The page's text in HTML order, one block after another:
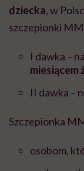
dziecka, w
szczepionki
I dawka –
miesiącem
II dawka –
Szczepionka
osobom,